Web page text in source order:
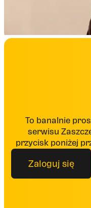
To banalnie
serwisu
przycisk poniżej
Zaloguj się